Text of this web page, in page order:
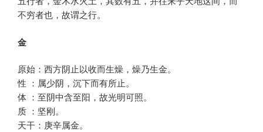
不穷者也，故谓之行。
金
原始：西方阴止以收而生燥，燥乃生金。
性 ：属少阴，沉下而有所止。
体 ：至阴中含至阳，故光明可照。
质 ：坚刚。
天干：庚辛属金。